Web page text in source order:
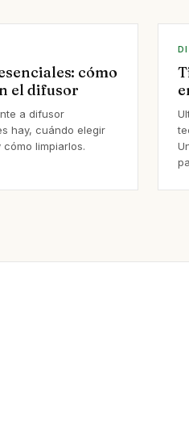
cómo
el difusor
a difusor
hay, cuándo elegir
limpiarlos.